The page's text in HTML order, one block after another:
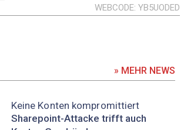
WEBCODE YB5UODED
» MEHR NEWS
Keine Konten kompromittiert
Sharepoint-Attacke trifft auch